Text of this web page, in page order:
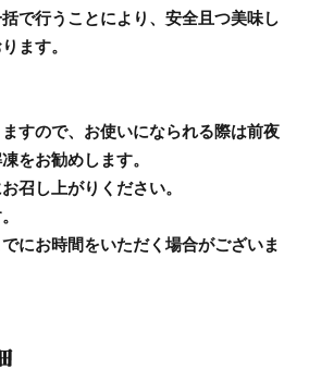
で行うことにより、安全且つ美味し
ます。
すので、お使いになられる際は前夜
をお勧めします。
召し上がりください。
にお時間をいただく場合がございま